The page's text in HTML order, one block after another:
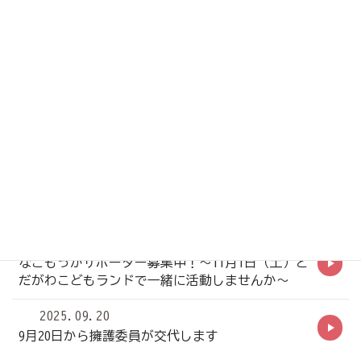
なごもっかサポーター募集中！～11月1日（土）と
だがわこどもランドで一緒に活動しませんか～
2025.09.20
9月20日から擁護委員が交代します